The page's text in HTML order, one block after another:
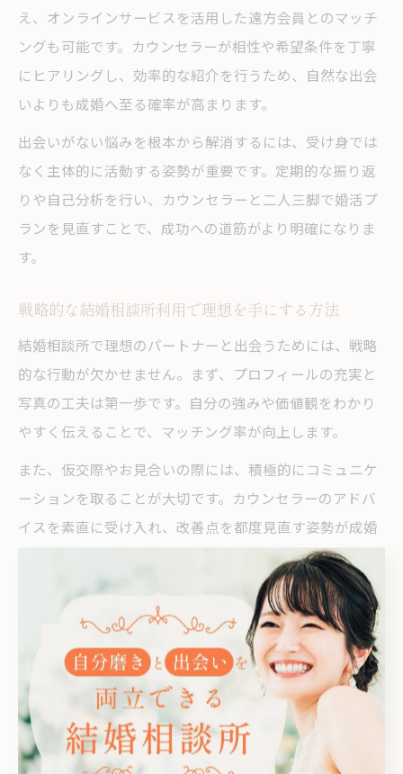
え、オンラインサービスを活用した遠方会員とのマッチ
ングも可能です。カウンセラーが相性や希望条件を丁寧
にヒアリングし、効率的な紹介を行うため、自然な出会
いよりも成婚へ至る確率が高まります。
出会いがない悩みを根本から解消するには、受け身では
なく主体的に活動する姿勢が重要です。定期的な振り返
りや自己分析を行い、カウンセラーと二人三脚で婚活プ
ランを見直すことで、成功への道筋がより明確になりま
す。
戦略的な結婚相談所利用で理想を手にする方法
結婚相談所で理想のパートナーと出会うためには、戦略
的な行動が欠かせません。まず、プロフィールの充実と
写真の工夫は第一歩です。自分の強みや価値観をわかり
やすく伝えることで、マッチング率が向上します。
また、仮交際やお見合いの際には、積極的にコミュニケ
ーションを取ることが大切です。カウンセラーのアドバ
イスを素直に受け入れ、改善点を都度見直す姿勢が成婚
への近道となります。成功事例では、初めは自信がなか
った方も、定期的な面談やフィードバックを活かし、短
期間で成婚に至ったケースが多く見られます。
注意点として、焦って条件を妥協しすぎたり、逆に理想
を高く持ちすぎて機会を逃すこともあります。自分にと
って本当に大切な価値観を洗い出し、柔軟な姿勢で婚活
に臨むことが成功への鍵です。